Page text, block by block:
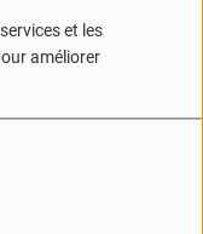
et les
améliorer